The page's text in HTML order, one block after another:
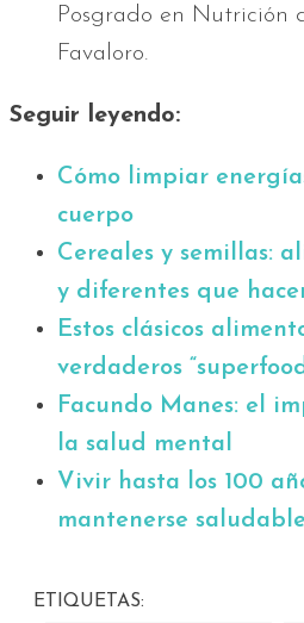
Posgrado en Nutrición
Favaloro.
Seguir leyendo:
Cómo limpiar
cuerpo
Cereales y semillas:
y diferentes que
Estos clásicos
verdaderos
Facundo Manes: el
la salud mental
Vivir hasta los 100
mantenerse saludable
ETIQUETAS: